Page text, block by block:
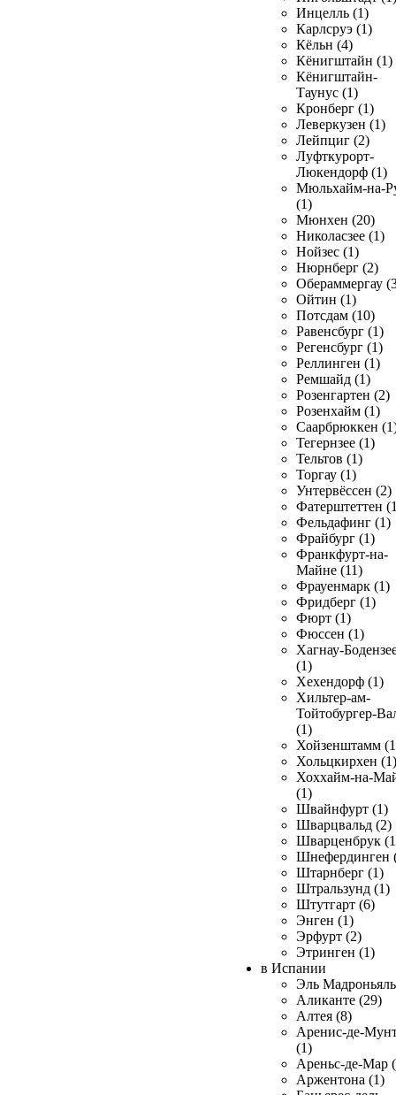
Инцелль (1)
Карлсруэ (1)
Кёльн (4)
Кёнигштайн (1)
Кёнигштайн-
Таунус (1)
Кронберг (1)
Леверкузен (1)
Лейпциг (2)
Луфткурорт-
Люкендорф (1)
Мюльхайм-на-
(1)
Мюнхен (20)
Николасзее (1)
Нойзес (1)
Нюрнберг (2)
Обераммергау
Ойтин (1)
Потсдам (10)
Равенсбург (1)
Регенсбург (1)
Реллинген (1)
Ремшайд (1)
Розенгартен (2)
Розенхайм (1)
Саарбрюккен
Тегернзее (1)
Тельтов (1)
Торгау (1)
Унтервёссен (2)
Фатерштеттен
Фельдафинг (1)
Фрайбург (1)
Франкфурт-на-
Майне (11)
Фрауенмарк (1)
Фридберг (1)
Фюрт (1)
Фюссен (1)
Хагнау-
(1)
Хехендорф (1)
Хильтер-ам-
Тойтобургер-
(1)
Хойзенштамм
Хольцкирхен (1)
Хоххайм-на-
(1)
Швайнфурт (1)
Шварцвальд (2)
Шварценбрук
Шнефердинген
Штарнберг (1)
Штральзунд (1)
Штутгарт (6)
Энген (1)
Эрфурт (2)
Этринген (1)
в Испании
Эль
Аликанте (29)
Алтея (8)
Аренис-де-
(1)
Ареньс-де-Мар
Аржентона (1)